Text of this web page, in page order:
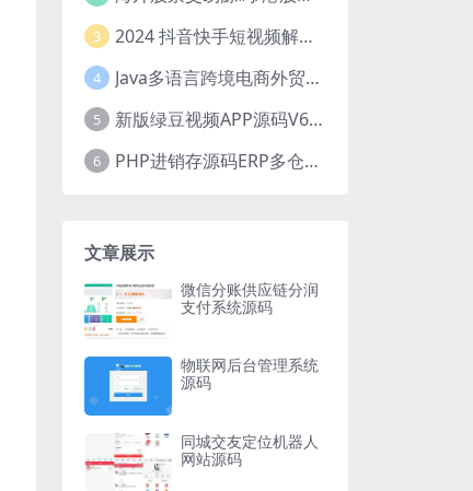
3 2024 抖音快手短视频解析去水印php源码
4 Java多语言跨境电商外贸商城TikToKshop内嵌商城I商家入驻I一键铺
5 新版绿豆视频APP源码V6.6 免授权插件版
6 PHP进销存源码ERP多仓库管理系统 手机版进销存 php网络版进销存小程序
文章展示
微信分账供应链分润
支付系统源码
物联网后台管理系统
源码
同城交友定位机器人
网站源码